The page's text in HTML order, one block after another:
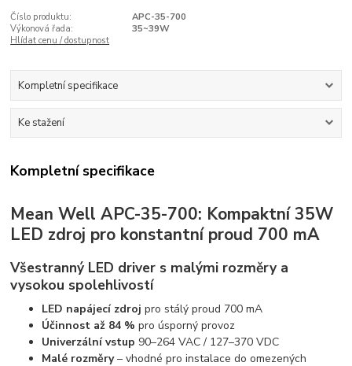
Číslo produktu:
APC-35-700
Výkonová řada:
35~39W
Hlídat cenu / dostupnost
Kompletní specifikace
Ke stažení
Kompletní specifikace
Mean Well APC-35-700: Kompaktní 35W
LED zdroj pro konstantní proud 700 mA
Všestranný LED driver s malými rozměry a
vysokou spolehlivostí
LED napájecí zdroj pro stálý proud 700 mA
Účinnost až 84 % pro úsporný provoz
Univerzální vstup 90–264 VAC / 127–370 VDC
Malé rozměry– vhodné pro instalace do omezených